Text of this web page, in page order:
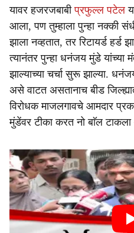
यावर हजरजबाबीप्रफुल्ल पटेल
आला, पण तुम्हाला पुन्हा नक्की
झाला नव्हतात, तर रिटायर्ड हर्ड
त्यानंतर पुन्हा धनंजय मुंडे यांच्या
झाल्याच्या चर्चा सुरू झाल्या.
असे वाटत असतानाच बीड
विरोधक माजलगावचे आमदार
मुंडेंवर टीका करत नो बाॅल